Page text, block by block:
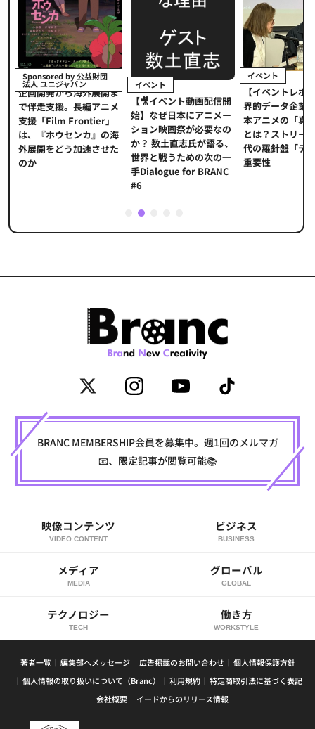
Sponsored by 公益財団
法人 ユニジャパン
企画開発から海外展開ま
で伴走支援。長編アニメ
支援「Film Frontier」
は、『ホウセンカ』の海
外展開をどう加速させた
のか
イベント
【🎥イベント動画配信開
始】なぜ日本にアニメー
ション映画祭が必要なの
か？ 数土直志氏が語る、
世界と戦うための次の一
手Dialogue for BRANC
#6
イベント
【イベントレポ
界的データ企業
本アニメの「真
とは？ストリー
代の羅針盤「デ
重要性
2
BRANC MEMBERSHIP会員を募集中。週1回のメルマガ
📧、限定記事が閲覧可能📚
映像コンテンツ
VIDEO CONTENT
ビジネス
BUSINESS
メディア
MEDIA
グローバル
GLOBAL
テクノロジー
TECH
働き方
WORKSTYLE
著者一覧 編集部へメッセージ 広告掲載のお問い合わせ
個人情報保護方針
個人情報の取り扱いについて（Branc）
利用規約
特定商取引法に基づく表記
会社概要
イードからのリリース情報